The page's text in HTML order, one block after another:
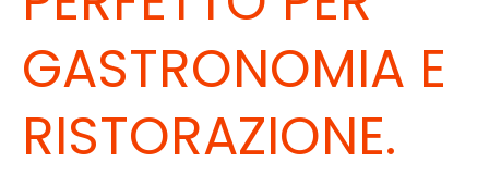
GASTRONOMIA E
RISTORAZIONE.